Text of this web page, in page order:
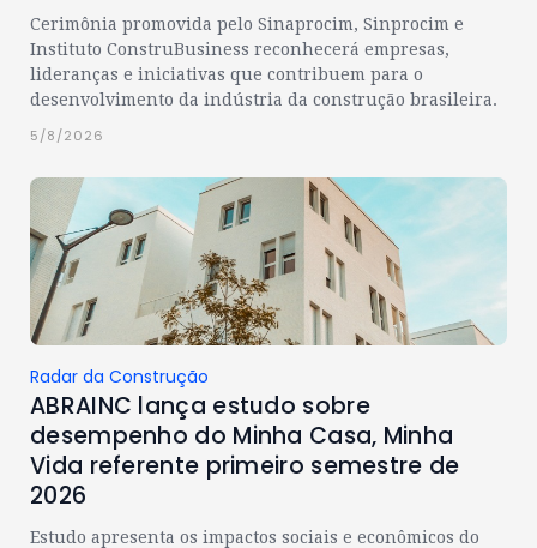
Cerimônia promovida pelo Sinaprocim, Sinprocim e
Instituto ConstruBusiness reconhecerá empresas,
lideranças e iniciativas que contribuem para o
desenvolvimento da indústria da construção brasileira.
5/8/2026
Radar da Construção
ABRAINC lança estudo sobre
desempenho do Minha Casa, Minha
Vida referente primeiro semestre de
2026
Estudo apresenta os impactos sociais e econômicos do